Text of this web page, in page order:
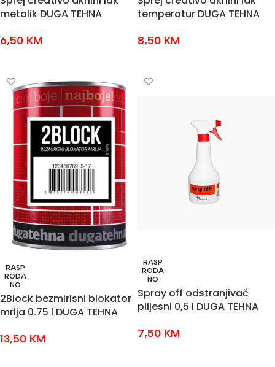
metalik DUGA TEHNA
6,50 KM
temperatur DUGA TEHNA
8,50 KM
RASP
RODA
NO
2Block bezmirisni blokator
mrlja 0.75 l DUGA TEHNA
13,50 KM
RASP
RODA
NO
Spray off odstranjivač
plijesni 0,5 l DUGA TEHNA
7,50 KM